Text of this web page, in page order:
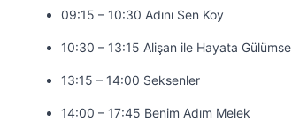
09:15 – 10:30 Adını Sen Koy
10:30 – 13:15 Alişan ile Hayata Gülümse
13:15 – 14:00 Seksenler
14:00 – 17:45 Benim Adım Melek